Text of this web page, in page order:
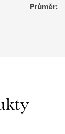
Průměr: